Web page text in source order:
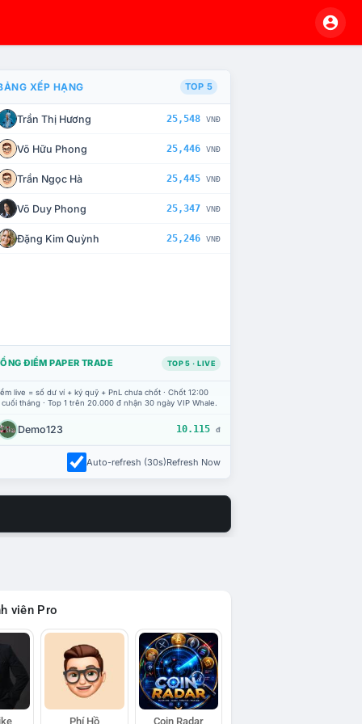
CHẾ TÀI XỬ LÝ VI PHẠM
XẾP HẠNG TOP 5
Trần Thị Hương 25,548 VNĐ
Võ Hữu Phong 25,446 VNĐ
Trần Ngọc Hà 25,445 VNĐ
Võ Duy Phong 25,347 VNĐ
Đặng Kim Quỳnh 25,246 VNĐ
ĐIỂM PAPER TRADE TOP 5 · LIVE
live = số dư ví + ký quỹ + PnL chưa chốt · Chốt 12:00
tháng · Top 1 trên 20.000 đ nhận 30 ngày VIP Whale.
Demo123 10.115 đ
Auto-refresh (30s)Refresh Now
viên Pro
Phí Hồ Coin Radar